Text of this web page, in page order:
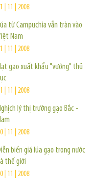
| 11 | 2008
từ Campuchia vẫn tràn vào
Nam
| 11 | 2008
gạo xuất khẩu "vướng" thủ
| 11 | 2008
lý thị trường gạo Bắc -
| 11 | 2008
biến giá lúa gạo trong nước
thế giới
| 11 | 2008